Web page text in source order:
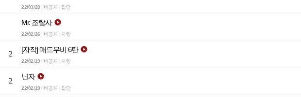
22/03/28 비공개 잡담
Mr. 조랄사 
22/02/26 비공개 자랑
2
[자작] 매드무비 6탄 
22/02/19 비공개 자랑
2
닌자 
22/02/19 비공개 잡담